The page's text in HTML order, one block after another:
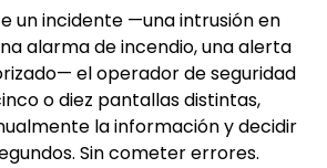
un incidente —una intrusión en
alarma de incendio, una alerta
el operador de seguridad
o diez pantallas distintas,
la información y decidir
Sin cometer errores.